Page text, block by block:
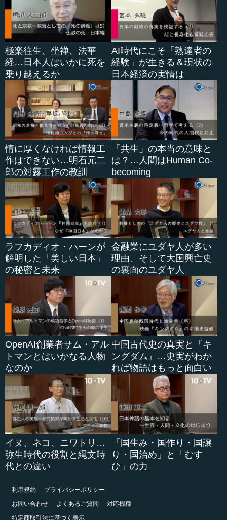
位のみで起きると考えていたからです。
どうして彼がここに注目するかというと、人間の脳を開
いてみると、非常に興味深いことが分かるわけです。人間
というのは完全な左右対象ではないが、二つの...
極楽往生、坐禅、法華
経…日本人はいかに死を
乗り越えるか
AI時代にこそ「熟達者の
経験」が生きる＆現状の
日本経済の実情は
情に厚くなければ情報工
作はできない…明石元二
郎の対露工作の教訓
「共生」の本当の意味と
は？…人間はHuman Co-
becoming
ラフカディオ・ハーンが
解明した「美しい日本」
の秘密と未来
金融業にユダヤ人が多い
理由、そして大国興亡史
の裏面のユダヤ人
OpenAI創業者サム・アル
トマンとはいかなる人物
なのか
中国古代史の真実と『キ
ングダム』…史実がわか
れば物語はもっと面白い
イヌ、ネコ、ニワトリ…
弥生時代の役割と縄文時
代との違い
「国生み・国作り・国譲
り・国治め」と「むす
ひ」の力
利用規約
プライバシーポリシー
お問い合わせ
よくあるご質問
対応機種
特定商取引法に基づく表示